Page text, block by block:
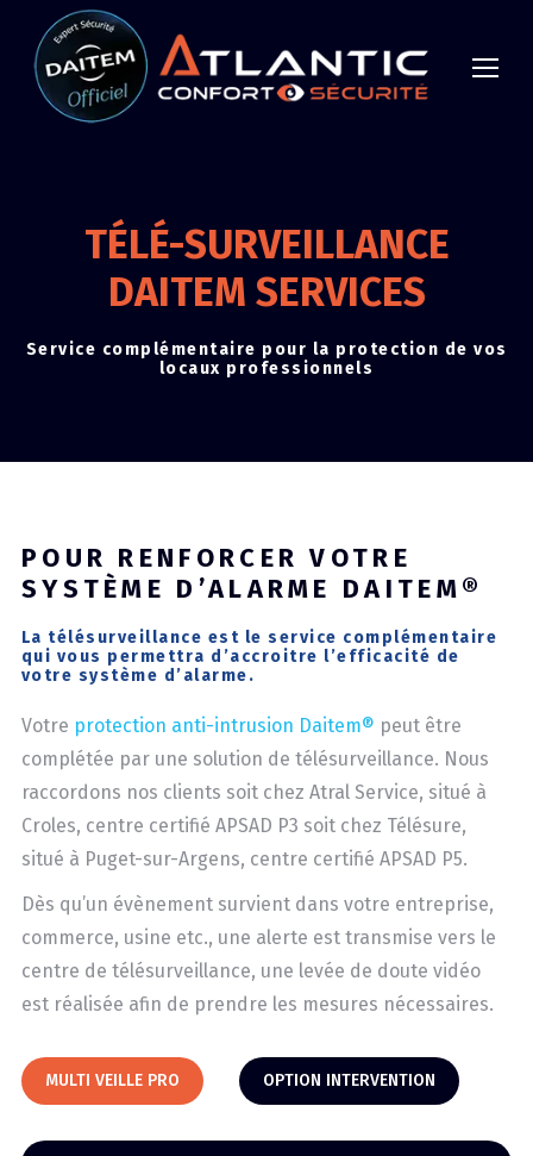
TÉLÉ-SURVEILLANCE
DAITEM SERVICES
Service complémentaire pour la protection de vos
locaux professionnels
POUR RENFORCER VOTRE
SYSTÈME D’ALARME DAITEM®
La télésurveillance est le service complémentaire
qui vous permettra d’accroitre l’efficacité de
votre système d’alarme.
Votre protection anti-intrusion Daitem® peut être
complétée par une solution de télésurveillance. Nous
raccordons nos clients soit chez Atral Service, situé à
Croles, centre certifié APSAD P3 soit chez Télésure,
situé à Puget-sur-Argens, centre certifié APSAD P5.
Dès qu’un évènement survient dans votre entreprise,
commerce, usine etc., une alerte est transmise vers le
centre de télésurveillance, une levée de doute vidéo
est réalisée afin de prendre les mesures nécessaires.
MULTI VEILLE PRO OPTION INTERVENTION